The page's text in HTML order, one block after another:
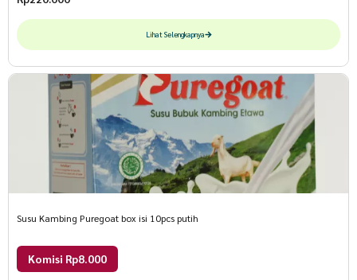
Lihat Selengkapnya
Susu Kambing Puregoat box isi 10pcs putih
Komisi Rp8.000